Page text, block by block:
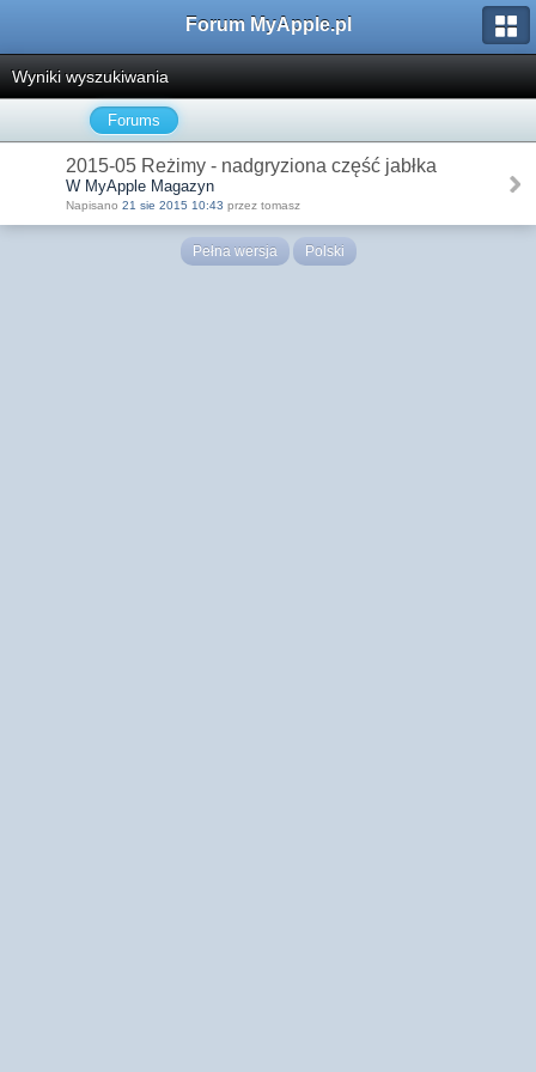
Forum MyApple.pl
Wyniki wyszukiwania
Forums
2015-05 Reżimy - nadgryziona część jabłka
W MyApple Magazyn
Napisano 21 sie 2015 10:43 przez tomasz
Pełna wersja Polski